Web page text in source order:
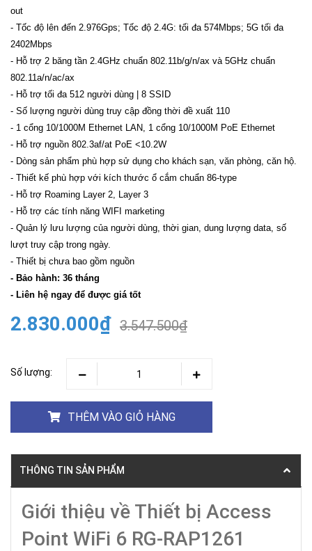
out
- Tốc độ lên đến 2.976Gps; Tốc độ 2.4G: tối đa 574Mbps; 5G tối đa
2402Mbps
- Hỗ trợ 2 băng tần 2.4GHz chuẩn 802.11b/g/n/ax và 5GHz chuẩn
802.11a/n/ac/ax
- Hỗ trợ tối đa 512 người dùng | 8 SSID
- Số lượng người dùng truy cập đồng thời đề xuất 110
- 1 cổng 10/1000M Ethernet LAN, 1 cổng 10/1000M PoE Ethernet
- Hỗ trợ nguồn 802.3af/at PoE <10.2W
- Dòng sản phẩm phù hợp sử dụng cho khách sạn, văn phòng, căn hộ.
- Thiết kế phù hợp với kích thước ổ cắm chuẩn 86-type
- Hỗ trợ Roaming Layer 2, Layer 3
- Hỗ trợ các tính năng WIFI marketing
- Quản lý lưu lượng của người dùng, thời gian, dung lượng data, số
lượt truy cập trong ngày.
- Thiết bị chưa bao gồm nguồn
- Bảo hành: 36 tháng
- Liên hệ ngay để được giá tốt
2.830.000₫ 3.547.500₫
Số lượng:
THÊM VÀO GIỎ HÀNG
THÔNG TIN SẢN PHẨM
Giới thiệu về Thiết bị Access
Point WiFi 6 RG-RAP1261